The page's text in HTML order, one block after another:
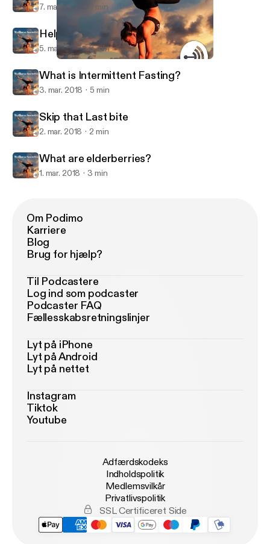
Philly Local
7. mar. 2018 4 min
Helping you fall Asleep
5. mar. 2018 3 min
What is Intermittent Fasting?
3. mar. 2018 5 min
Skip that Last bite
2. mar. 2018 2 min
What are elderberries?
1. mar. 2018 3 min
Om Podimo
Karriere
Blog
Brug for hjælp?
Til Podcastere
Log ind som podcaster
Podcaster FAQ
Fællesskabsretningslinjer
Lyt på iPhone
Lyt på Android
Lyt på nettet
Instagram
Tiktok
Youtube
Adfærdskodeks
Indholdspolitik
Medlemsvilkår
Privatlivspolitik
SSL Certificeret Side